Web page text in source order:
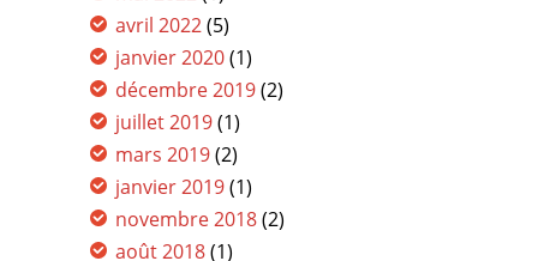
avril 2022(5)
janvier 2020(1)
décembre 2019(2)
juillet 2019(1)
mars 2019(2)
janvier 2019(1)
novembre 2018(2)
août 2018(1)